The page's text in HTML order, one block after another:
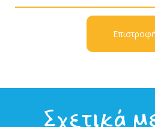
Επιστροφή
Σχετικά